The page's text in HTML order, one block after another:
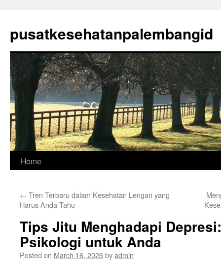
content
pusatkesehatanpalembangid
Home
← Tren Terbaru dalam Kesehatan Lengan yang
Harus Anda Tahu
Tips Jitu Menghadapi
Psikologi untuk Anda
Posted on March 16, 2026byadmin